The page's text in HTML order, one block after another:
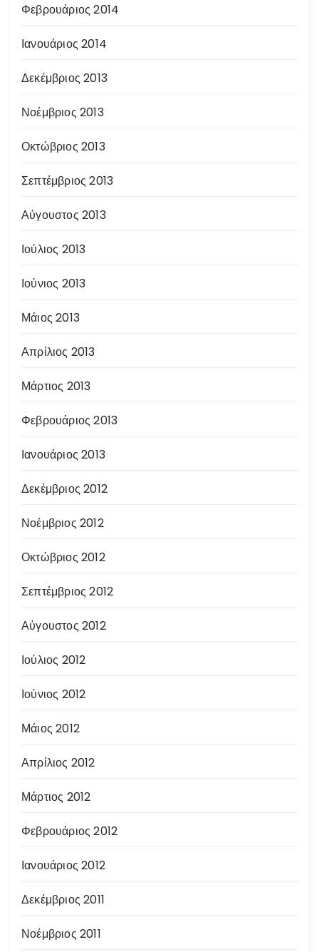
Φεβρουάριος 2014
Ιανουάριος 2014
Δεκέμβριος 2013
Νοέμβριος 2013
Οκτώβριος 2013
Σεπτέμβριος 2013
Αύγουστος 2013
Ιούλιος 2013
Ιούνιος 2013
Μάιος 2013
Απρίλιος 2013
Μάρτιος 2013
Φεβρουάριος 2013
Ιανουάριος 2013
Δεκέμβριος 2012
Νοέμβριος 2012
Οκτώβριος 2012
Σεπτέμβριος 2012
Αύγουστος 2012
Ιούλιος 2012
Ιούνιος 2012
Μάιος 2012
Απρίλιος 2012
Μάρτιος 2012
Φεβρουάριος 2012
Ιανουάριος 2012
Δεκέμβριος 2011
Νοέμβριος 2011